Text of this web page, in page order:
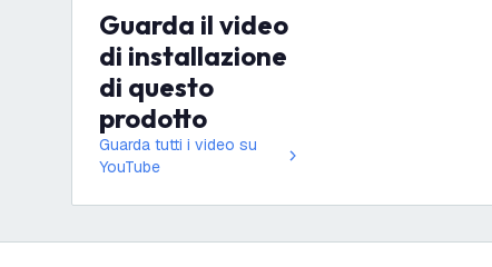
Guarda il video
di installazione
di questo
prodotto
Guarda tutti i video su
YouTube